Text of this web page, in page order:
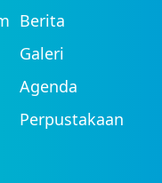
Berita
Galeri
Agenda
Perpustakaan